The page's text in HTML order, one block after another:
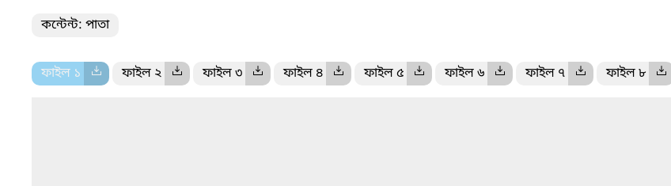
কন্টেন্ট: পাতা
ফাইল ১ ফাইল ২ ফাইল ৩ ফাইল ৪ ফাইল ৫ ফাইল ৬ ফাইল ৭ ফাইল ৮